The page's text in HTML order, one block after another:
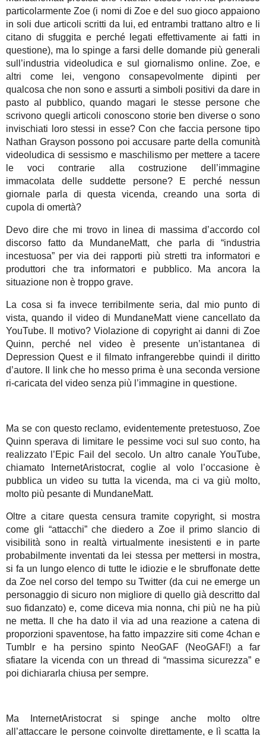
particolarmente Zoe (i nomi di Zoe e del suo gioco appaiono
in soli due articoli scritti da lui, ed entrambi trattano altro e li
citano di sfuggita e perché legati effettivamente ai fatti in
questione), ma lo spinge a farsi delle domande più generali
sull’industria videoludica e sul giornalismo online. Zoe, e
altri come lei, vengono consapevolmente dipinti per
qualcosa che non sono e assurti a simboli positivi da dare in
pasto al pubblico, quando magari le stesse persone che
scrivono quegli articoli conoscono storie ben diverse o sono
invischiati loro stessi in esse? Con che faccia persone tipo
Nathan Grayson possono poi accusare parte della comunità
videoludica di sessismo e maschilismo per mettere a tacere
le voci contrarie alla costruzione dell’immagine
immacolata delle suddette persone? E perché nessun
giornale parla di questa vicenda, creando una sorta di
cupola di omertà?
Devo dire che mi trovo in linea di massima d’accordo col
discorso fatto da MundaneMatt, che parla di “industria
incestuosa” per via dei rapporti più stretti tra informatori e
produttori che tra informatori e pubblico. Ma ancora la
situazione non è troppo grave.
La cosa si fa invece terribilmente seria, dal mio punto di
vista, quando il video di MundaneMatt viene cancellato da
YouTube. Il motivo? Violazione di copyright ai danni di Zoe
Quinn, perché nel video è presente un’istantanea di
Depression Quest e il filmato infrangerebbe quindi il diritto
d’autore. Il link che ho messo prima è una seconda versione
ri-caricata del video senza più l’immagine in questione.
Ma se con questo reclamo, evidentemente pretestuoso, Zoe
Quinn sperava di limitare le pessime voci sul suo conto, ha
realizzato l’Epic Fail del secolo. Un altro canale YouTube,
chiamato InternetAristocrat, coglie al volo l’occasione è
pubblica un video su tutta la vicenda, ma ci va giù molto,
molto più pesante di MundaneMatt.
Oltre a citare questa censura tramite copyright, si mostra
come gli “attacchi” che diedero a Zoe il primo slancio di
visibilità sono in realtà virtualmente inesistenti e in parte
probabilmente inventati da lei stessa per mettersi in mostra,
si fa un lungo elenco di tutte le idiozie e le sbruffonate dette
da Zoe nel corso del tempo su Twitter (da cui ne emerge un
personaggio di sicuro non migliore di quello già descritto dal
suo fidanzato) e, come diceva mia nonna, chi più ne ha più
ne metta. Il che ha dato il via ad una reazione a catena di
proporzioni spaventose, ha fatto impazzire siti come 4chan e
Tumblr e ha persino spinto NeoGAF (NeoGAF!) a far
sfiatare la vicenda con un thread di “massima sicurezza” e
poi dichiararla chiusa per sempre.
Ma InternetAristocrat si spinge anche molto oltre
all’attaccare le persone coinvolte direttamente, e lì scatta la